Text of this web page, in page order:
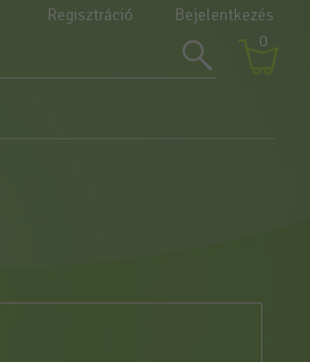
Regisztráció
Bejelentkezés
0